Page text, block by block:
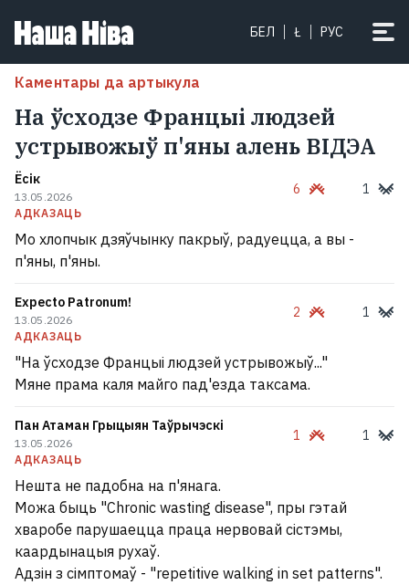
БЕЛ Ł РУС
Каментары да артыкула
На ўсходзе Францыі людзей
устрывожыў п'яны алень ВІДЭА
Ёсік
13.05.2026
АДКАЗАЦЬ
6 1
Мо хлопчык дзяўчынку пакрыў, радуецца, а вы -
п'яны, п'яны.
Expecto Patronum!
13.05.2026
АДКАЗАЦЬ
2 1
"На ўсходзе Францыі людзей устрывожыў..."
Мяне прама каля майго пад'езда таксама.
Пан Атаман Грыцыян Таўрычэскі
13.05.2026
АДКАЗАЦЬ
1 1
Нешта не падобна на п'янага.
Можа быць "Chronic wasting disease", пры гэтай
хваробе парушаецца праца нервовай сістэмы,
каардынацыя рухаў.
Адзін з сімптомаў - "repetitive walking in set patterns".